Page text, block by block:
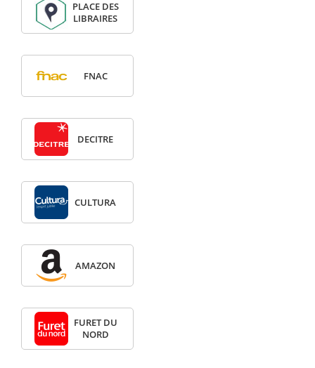
PLACE DES
LIBRAIRES
FNAC
DECITRE
CULTURA
AMAZON
FURET DU
NORD